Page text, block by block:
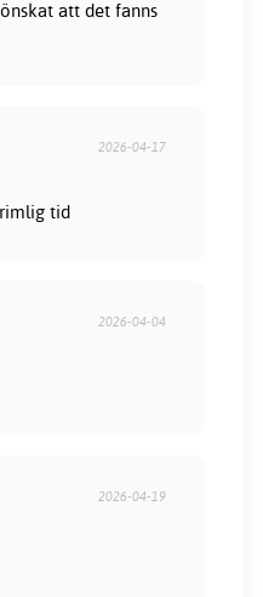
att det fanns
2026-04-17
tid
2026-04-04
2026-04-19